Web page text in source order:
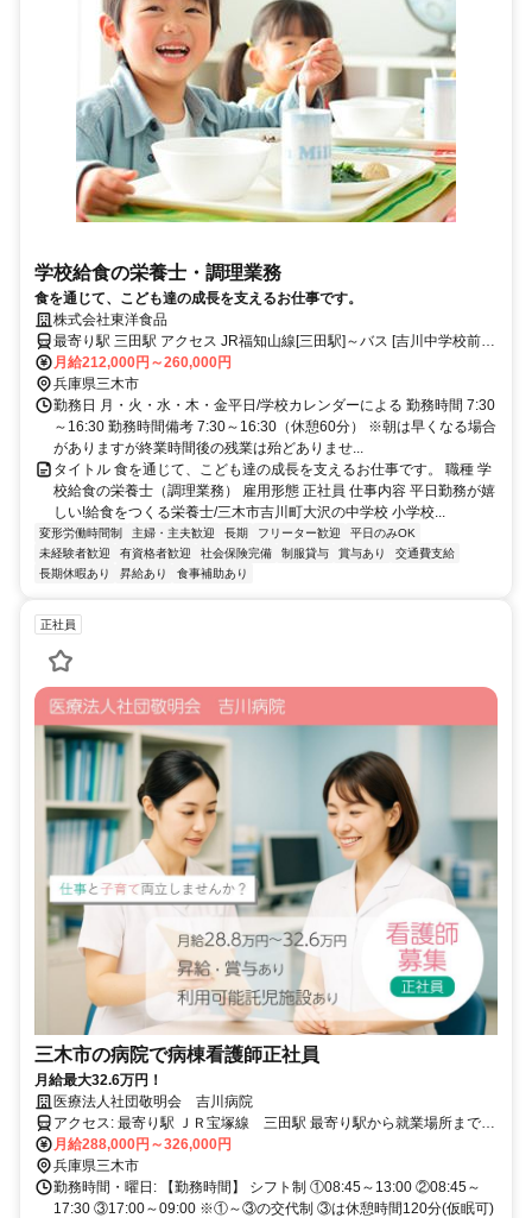
学校給食の栄養士・調理業務
食を通じて、こども達の成長を支えるお仕事です。
株式会社東洋食品
最寄り駅 三田駅 アクセス JR福知山線[三田駅]～バス [吉川中学校前
駅]バス停下車～徒歩3分
月給212,000円～260,000円
兵庫県三木市
勤務日 月・火・水・木・金平日/学校カレンダーによる 勤務時間 7:30
～16:30 勤務時間備考 7:30～16:30（休憩60分） ※朝は早くなる場合
がありますが終業時間後の残業は殆どありませ...
タイトル 食を通じて、こども達の成長を支えるお仕事です。 職種 学
校給食の栄養士（調理業務） 雇用形態 正社員 仕事内容 平日勤務が嬉
しい!給食をつくる栄養士/三木市吉川町大沢の中学校 小学校...
変形労働時間制 主婦・主夫歓迎 長期 フリーター歓迎
平日のみOK
未経験者歓迎
有資格者歓迎 社会保険完備 制服貸与 賞与あり
交通費支給
長期休暇あり
昇給あり 食事補助あり
正社員
三木市の病院で病棟看護師正社員
月給最大32.6万円！
医療法人社団敬明会 吉川病院
アクセス: 最寄り駅 ＪＲ宝塚線 三田駅 最寄り駅から就業場所までの
交通手段 車：所要時間20分 ＪＲ三田駅から神姫バスで吉川図書館
前 徒歩１分 ＊マイカー通勤が便利です。職員送迎バスあります。
月給288,000円～326,000円
兵庫県三木市
勤務時間・曜日: 【勤務時間】 シフト制 ①08:45～13:00 ②08:45～
17:30 ③17:00～09:00 ※①～③の交代制 ③は休憩時間120分(仮眠可)